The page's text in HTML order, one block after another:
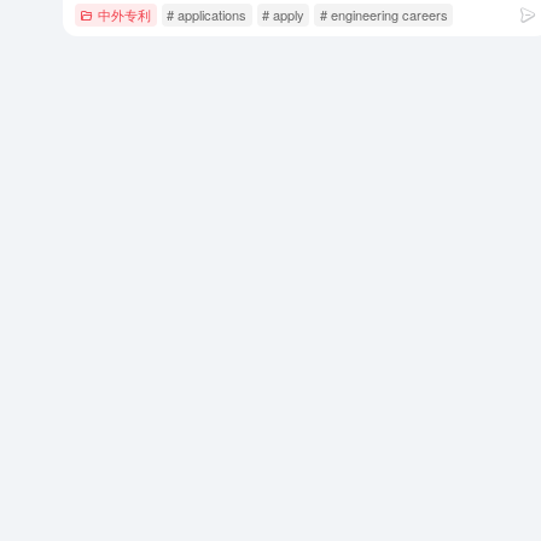
中外专利 # applications # apply # engineering careers